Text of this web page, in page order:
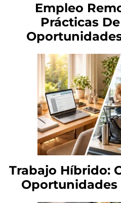
Empleo
Prácticas
Trabajo Híbrido:
Oportunidades